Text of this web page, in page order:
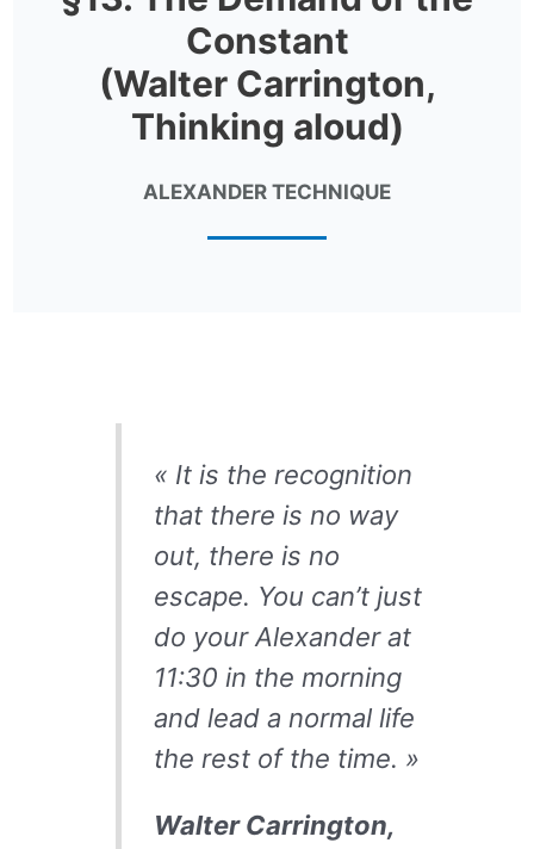
Constant
(Walter Carrington,
Thinking aloud)
ALEXANDER TECHNIQUE
« It is the recognition
that there is no way
out, there is no
escape. You can’t just
do your Alexander at
11:30 in the morning
and lead a normal life
the rest of the time. »
Walter Carrington,